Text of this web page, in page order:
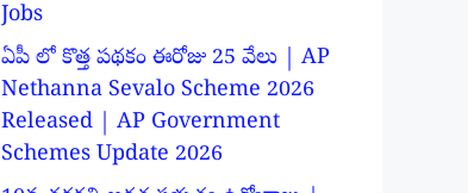
Jobs
ఏపీ లో కొత్త పథకం ఈరోజు 25 వేలు | AP
Nethanna Sevalo Scheme 2026
Released | AP Government
Schemes Update 2026